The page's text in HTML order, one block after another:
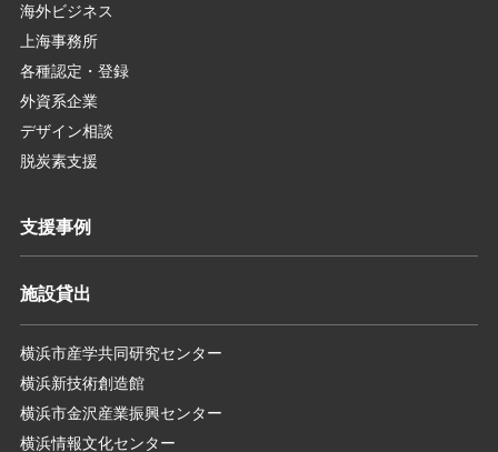
海外ビジネス
上海事務所
各種認定・登録
外資系企業
デザイン相談
脱炭素支援
支援事例
施設貸出
横浜市産学共同研究センター
横浜新技術創造館
横浜市金沢産業振興センター
横浜情報文化センター